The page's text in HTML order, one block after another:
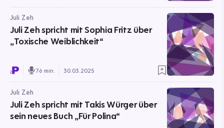
Juli Zeh
Juli Zeh spricht mit Sophia Fritz über
„Toxische Weiblichkeit“
76 min. 30.03.2025
Juli Zeh
Juli Zeh spricht mit Takis Würger über
sein neues Buch „Für Polina“